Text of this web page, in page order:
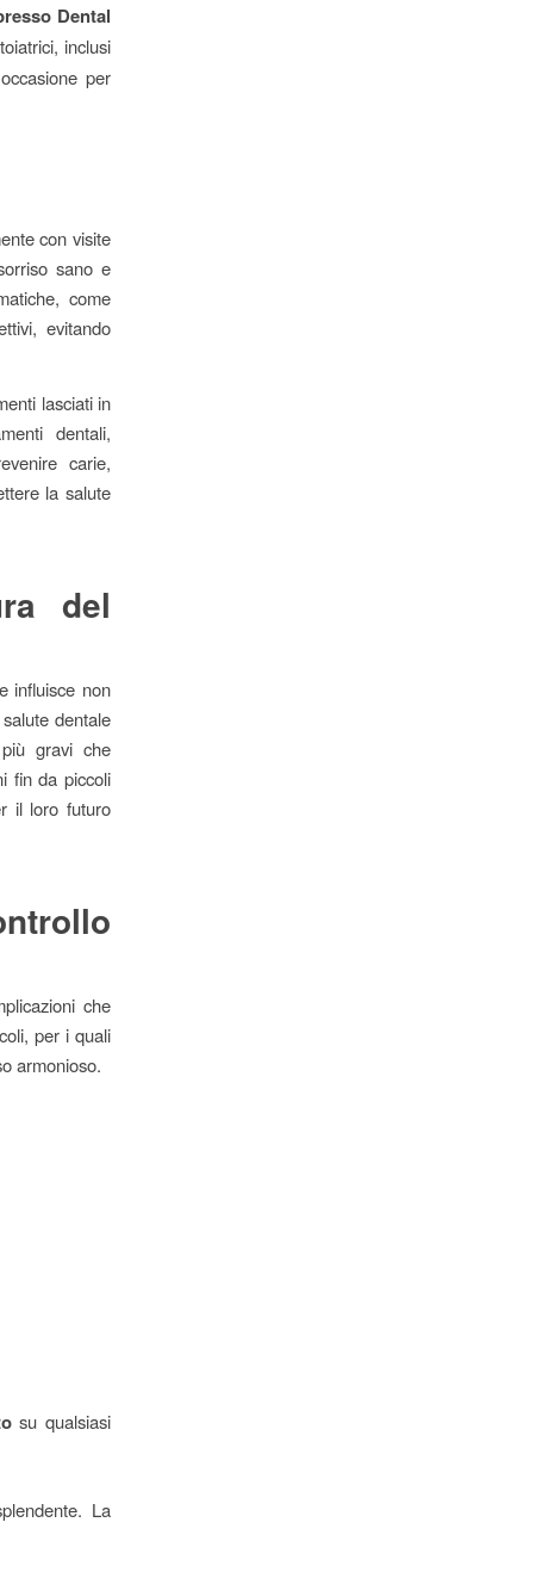
Dental
inclusi
per
con visite
sano e
come
evitando
lasciati in
dentali,
carie,
la salute
del
influisce non
dentale
gravi che
fin da piccoli
il loro futuro
che
per i quali
armonioso.
su qualsiasi
La